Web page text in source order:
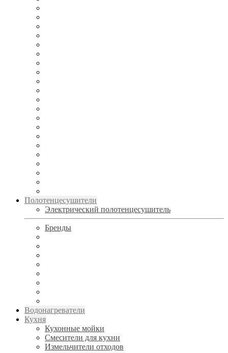
Полотенцесушители
Электрический полотенцесушитель
Бренды
Водонагреватели
Кухня
Кухонные мойки
Смесители для кухни
Измельчители отходов